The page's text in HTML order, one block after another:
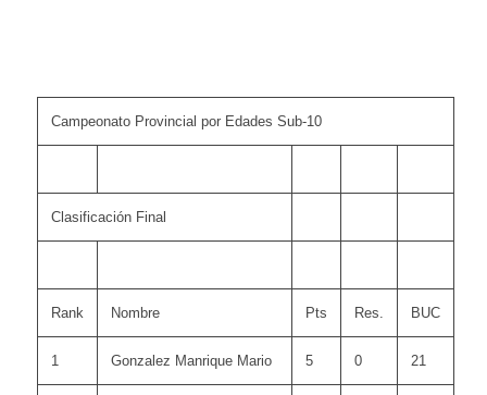
Campeonato Provincial por Edades Sub-10
Clasificación Final
Rank Nombre Pts Res. BUC
1 Gonzalez Manrique Mario 5 0 21